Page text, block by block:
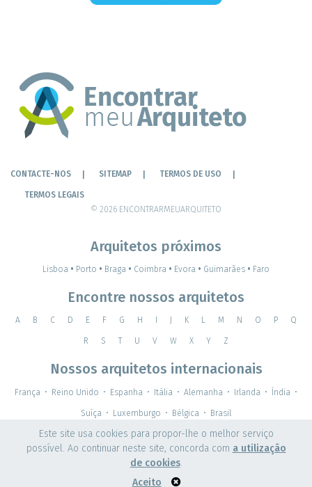
CONTACTE-NOS SITEMAP TERMOS DE USO
TERMOS LEGAIS
© 2026 ENCONTRARMEUARQUITETO
Arquitetos próximos
Lisboa • Porto • Braga • Coimbra • Evora • Guimarães • Faro
Encontre nossos arquitetos
A B C D E F G H K L M N O P Q
R S T U V W X Y Z
Nossos arquitetos internacionais
França • Reino Unido • Espanha • Itália • Alemanha • Irlanda • Índia •
Suíça • Luxemburgo • Bélgica • Brasil
Este site usa cookies para propor-lhe o melhor serviço
possível. Ao continuar neste site, concorda com a utilização
de cookies.
Aceito